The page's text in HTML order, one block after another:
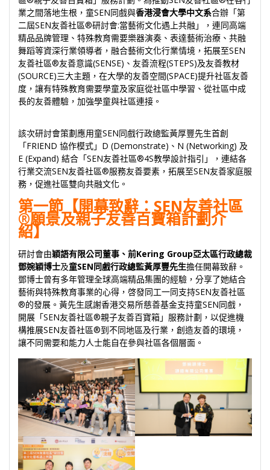
業之間落地生根，童SEN同戲與香港浸會大學中文系合辦「第
二屆SEN友善社區®研討會:當藝術文化遇上共融」，連同高端
精品品牌管理、特殊教育需要樂器演奏、表達藝術治療、共融
舞蹈等資深行業領導者，融合藝術文化行業情境，拓展至SEN
友善社區®友善意識(SENSE)、友善流程(STEPS)及友善教材
(SOURCE)三大主題，在大學的友善空間(SPACE)提升社區友善
度，讓有特殊教育需要學童及家庭從社區中學習、從社區中成
長的友善體驗，加強學童與社區連接。
該次研討會策劃應用童SEN同戲行政總監黃厚豐先生首創
「FRIEND 協作模式」D (Demonstrate)、N (Networking) 及
E (Expand) 結合「SEN友善社區®4S教學設計指引」，連結各
行業交流SEN友善社區®服務友善要素，拓展至SEN友善家庭服
務，促進社區雙向共融文化。
第一節【開幕致辭：SEN友善社區
®願景及親⼦友善百寶箱計劃介
紹】
研討會由穎語有限公司董事、前Kering Group亞太區行政總裁
鄧婉穎博士及童SEN同戲行政總監黃厚豐先生擔任開幕致辭。
鄧博士曾有多年管理全球高端精品集團的經驗，分享了她結合
藝術與特殊教育事業的心得，啓發同工一同支持SEN友善社區
®的發展。黃先生感謝香港交易所慈善基金支持童SEN同戲，
開展「SEN友善社區®親⼦友善百寶箱」服務計劃，以促進機
構推展SEN友善社區®到不同地區及行業，創造友善的環境，
讓不同需要和能力人士能自在參與社區各個層面。